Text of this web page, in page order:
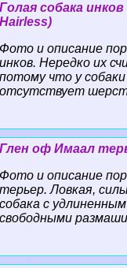
Гoлая собака
Hairless)
Фото и описание
инков. Нередко их
потому что у
отсутствует
Глен оф Имаал
Фото и описание
терьер. Ловкая,
собака с
свободными